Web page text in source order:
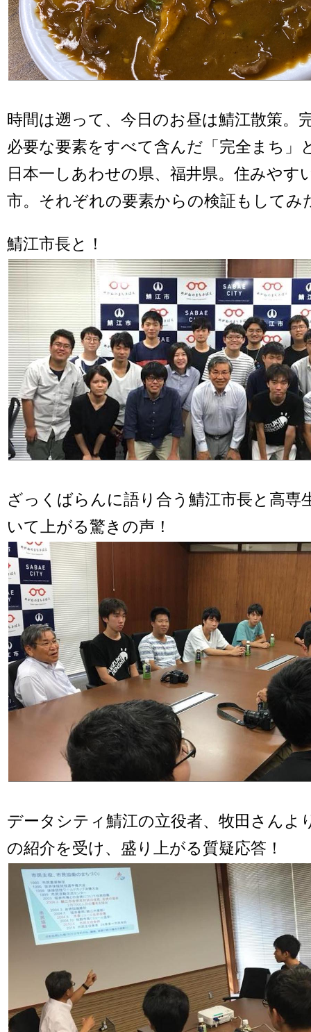
時間は遡って、今日のお昼は鯖江散策。
必要な要素をすべて含んだ「完全まち」
日本一しあわせの県、福井県。住みやす
市。それぞれの要素からの検証もしてみ
鯖江市長と！
ざっくばらんに語り合う鯖江市長と高専
いて上がる驚きの声！
データシティ鯖江の立役者、牧田さんよ
の紹介を受け、盛り上がる質疑応答！